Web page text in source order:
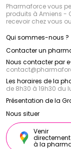
Pharmaforce vous
produits à Amiens -
recevoir chez vous
Qui sommes-nous ?
Contacter un
Nous contacter par
contact@
Les horaires de la
de 8h30 à 19h30 du
Présentation de la
Nous situer
Venir
directement
à la